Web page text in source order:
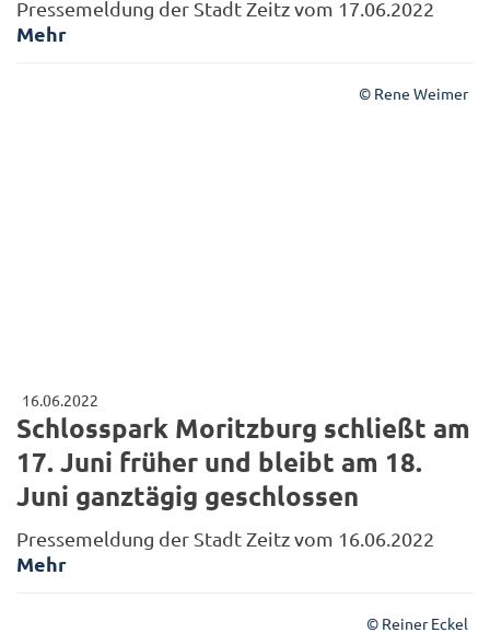
Pressemeldung der Stadt Zeitz vom 17.06.2022
Mehr
© Rene Weimer
16.06.2022
Schlosspark Moritzburg schließt am
17. Juni früher und bleibt am 18.
Juni ganztägig geschlossen
Pressemeldung der Stadt Zeitz vom 16.06.2022
Mehr
© Reiner Eckel